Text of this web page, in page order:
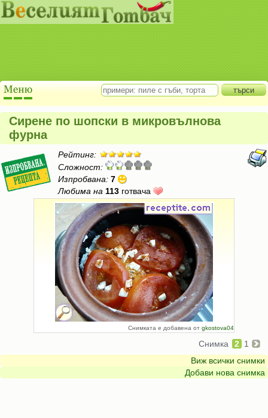
Сирене по шопски в микровълнова
фурна
Рейтинг:
Сложност:
Изпробвана: 7
Любима на 113 готвача
Снимката е добавена от gkostova04
Снимка 2
1
Виж всички снимки
Добави нова снимка